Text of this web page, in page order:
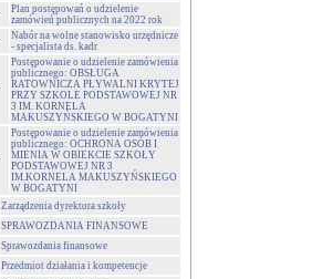
Plan postępowań o udzielenie
zamówień publicznych na 2022 rok
Nabór na wolne stanowisko urzędnicze
- specjalista ds. kadr
Postępowanie o udzielenie zamówienia
publicznego: OBSŁUGA
RATOWNICZA PŁYWALNI KRYTEJ
PRZY SZKOLE PODSTAWOWEJ NR
3 IM. KORNELA
MAKUSZYŃSKIEGO W BOGATYNI
Postępowanie o udzielenie zamówienia
publicznego: OCHRONA OSÓB I
MIENIA W OBIEKCIE SZKOŁY
PODSTAWOWEJ NR 3
IM.KORNELA MAKUSZYŃSKIEGO
W BOGATYNI
Zarządzenia dyrektora szkoły
SPRAWOZDANIA FINANSOWE
Sprawozdania finansowe
Przedmiot działania i kompetencje